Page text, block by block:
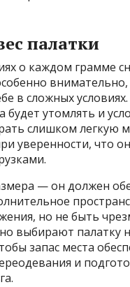
палатки
о каждом грамме
в сложных
будет утомлять и
слишком легкую
уверенности, что
— он должен
но не быть
выбирают палатку
запас места
и